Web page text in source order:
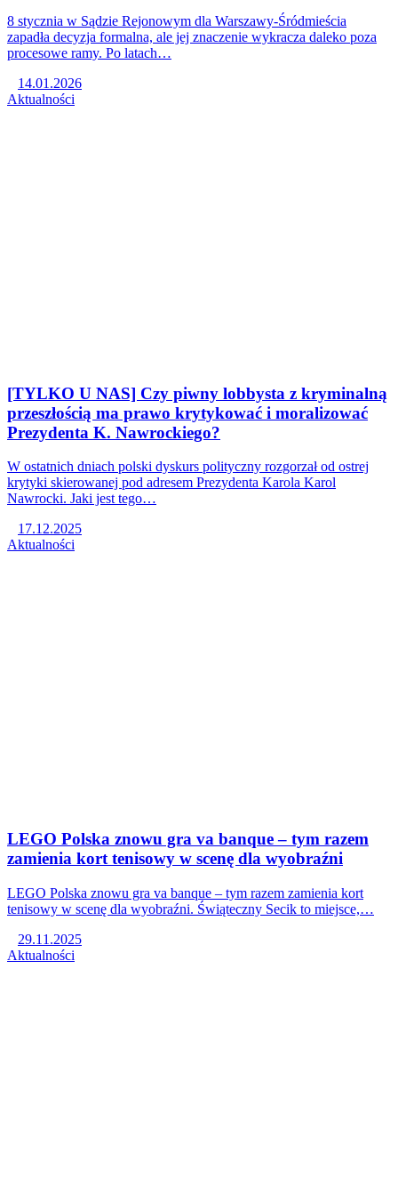
8 stycznia w Sądzie Rejonowym dla Warszawy-Śródmieścia
zapadła decyzja formalna, ale jej znaczenie wykracza daleko poza
procesowe ramy. Po latach…
14.01.2026
Aktualności
[TYLKO U NAS] Czy piwny lobbysta z kryminalną
przeszłością ma prawo krytykować i moralizować
Prezydenta K. Nawrockiego?
W ostatnich dniach polski dyskurs polityczny rozgorzał od ostrej
krytyki skierowanej pod adresem Prezydenta Karola Karol
Nawrocki. Jaki jest tego…
17.12.2025
Aktualności
LEGO Polska znowu gra va banque – tym razem
zamienia kort tenisowy w scenę dla wyobraźni
LEGO Polska znowu gra va banque – tym razem zamienia kort
tenisowy w scenę dla wyobraźni. Świąteczny Secik to miejsce,…
29.11.2025
Aktualności